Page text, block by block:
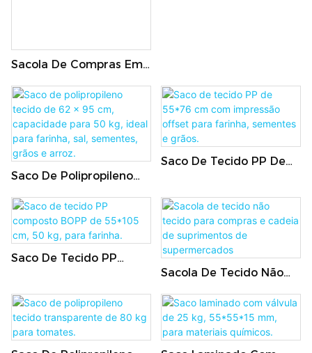
Sacola De Compras Em
Colorida, Com Fundo
Reforçado, 60 X 50 Cm
Saco De Polipropileno
Capacidade Para 50 Kg,
Ideal Para Farinha, Sal,
Sementes, Grãos E
Arroz.
Saco De Tecido PP De
Impressão Offset Para
Farinha, Sementes E
Grãos.
Saco De Tecido PP
55*105 Cm, 50 Kg, Para
Farinha.
Sacola De Tecido Não
Cadeia De Suprimentos
De Supermercados